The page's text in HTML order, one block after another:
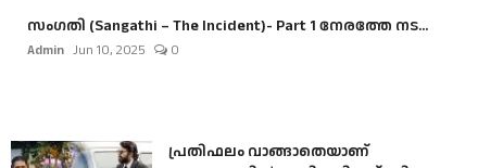
സംഗതി (Sangathi – The Incident)- Part 1 നേരത്തേ നട...
Admin Jun 10, 2025 0
പ്രതിഫലം വാങ്ങാതെയാണ്